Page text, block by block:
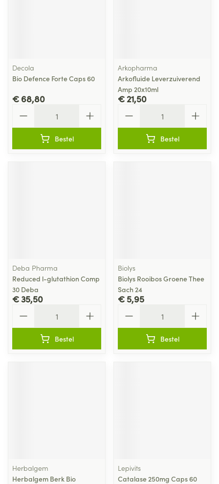
Decola
Bio Defence Forte Caps 60
€ 68,80
Bestel
Arkopharma
Arkofluide Leverzuiverend
Amp 20x10ml
€ 21,50
Bestel
Deba Pharma
Reduced l-glutathion Comp
30 Deba
€ 35,50
Bestel
Biolys
Biolys Rooibos Groene Thee
Sach 24
€ 5,95
Bestel
Herbalgem
Herbalgem Berk Bio
Lepivits
Catalase 250mg Caps 60